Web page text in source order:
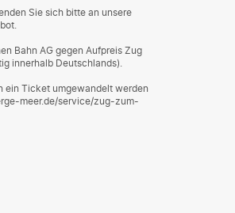
Sie sich bitte an unsere
Bahn AG gegen Aufpreis Zug
innerhalb Deutschlands).
ein Ticket umgewandelt werden
meer.de/service/zug-zum-